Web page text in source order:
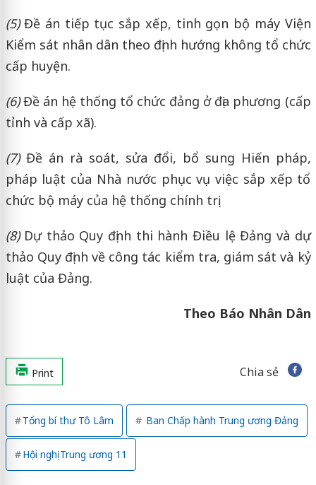
(5)Đề án tiếp tục sắp xếp, tinh gọn bộ máy Viện
Kiểm sát nhân dân theo định hướng không tổ chức
cấp huyện.
(6)Đề án hệ thống tổ chức đảng ở địa phương (cấp
tỉnh và cấp xã).
(7) Đề án rà soát, sửa đổi, bổ sung Hiến pháp,
pháp luật của Nhà nước phục vụ việc sắp xếp tổ
chức bộ máy của hệ thống chính trị.
(8) Dự thảo Quy định thi hành Điều lệ Đảng và dự
thảo Quy định về công tác kiểm tra, giám sát và kỷ
luật của Đảng.
Theo Báo Nhân Dân
Print Chia sẻ
Tổng bí thư Tô Lâm Ban Chấp hành Trung ương Đảng
Hội nghị Trung ương 11